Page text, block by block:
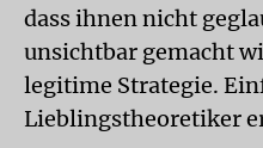
dass ihnen nicht
unsichtbar gemacht
legitime Strategie.
Lieblingstheoretiker